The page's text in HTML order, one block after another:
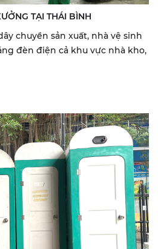
TẠI THÁI BÌNH
chuyền sản xuất, nhà vệ sinh
đèn điện cả khu vực nhà kho,